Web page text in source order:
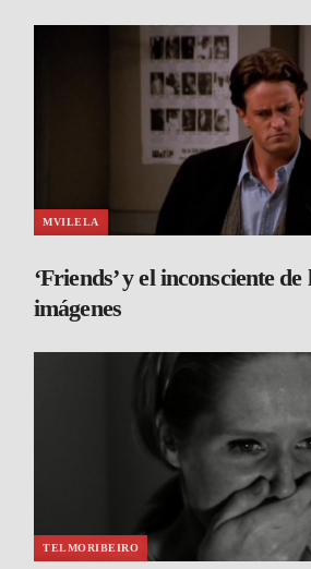
MVILELA
‘Friends’ y el inconsciente de
imágenes
TELMORIBEIRO